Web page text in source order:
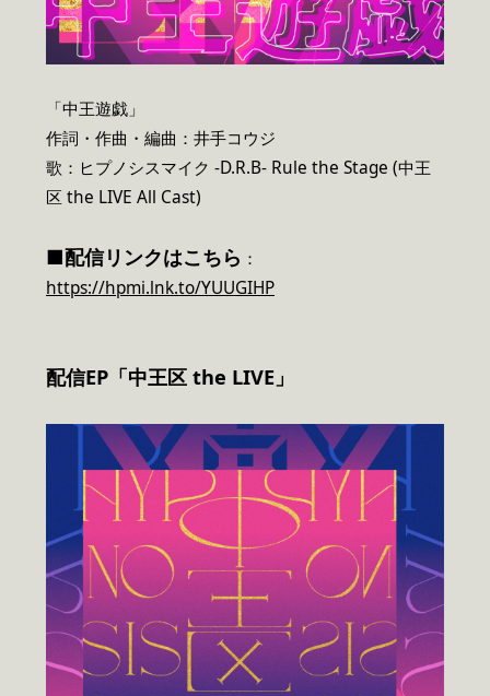
「中王遊戯」
作詞・作曲・編曲：井手コウジ
歌：ヒプノシスマイク -D.R.B- Rule the Stage (中王
区 the LIVE All Cast)
■配信リンクはこちら ：
https://hpmi.lnk.to/YUUGIHP
配信EP「中王区 the LIVE」